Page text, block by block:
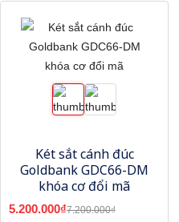
Két sắt cánh đúc
Goldbank GDC66-DM
khóa cơ đổi mã
5.200.000₫7.200.000₫